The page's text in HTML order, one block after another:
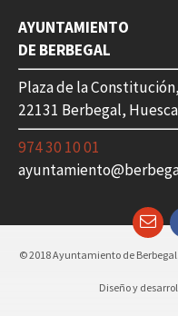
AYUNTAMIENTO
DE BERBEGAL
Plaza de la
22131 Berbegal, Huesca
974 30 10 01
© 2018 Ayuntamiento de Berbegal.
Diseño y